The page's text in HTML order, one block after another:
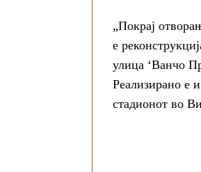
„Покрај
е
улица ‘Ванчо
Реализирано е
стадионот во